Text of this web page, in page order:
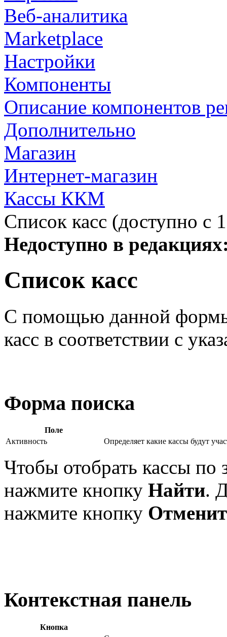
Веб-аналитика
Marketplace
Настройки
Компоненты
Описание компонентов
Дополнительно
Магазин
Интернет-магазин
Кассы ККМ
Список касс (доступно с
Недоступно в
Список касс
С помощью данной
касс в соответствии с
Форма поиска
Поле
Активность
Определяет какие кассы будут
Чтобы отобрать кассы
нажмите кнопку Найти.
нажмите кнопку
Контекстная панель
Кнопка